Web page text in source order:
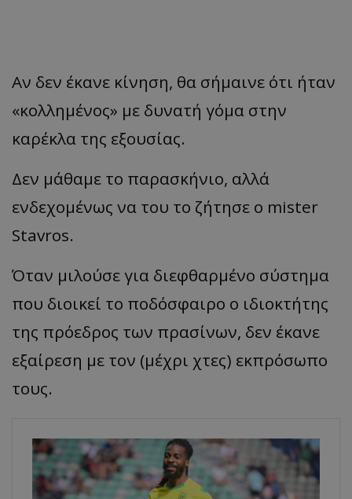
Αν δεν έκανε κίνηση, θα σήμαινε ότι ήταν
«κολλημένος» με δυνατή γόμα στην
καρέκλα της εξουσίας.
Δεν μάθαμε το παρασκήνιο, αλλά
ενδεχομένως να του το ζήτησε ο mister
Stavros.
Όταν μιλούσε για διεφθαρμένο σύστημα
που διοικεί το ποδόσφαιρο ο ιδιοκτήτης
της πρόεδρος των πρασίνων, δεν έκανε
εξαίρεση με τον (μέχρι χτες) εκπρόσωπο
τους.